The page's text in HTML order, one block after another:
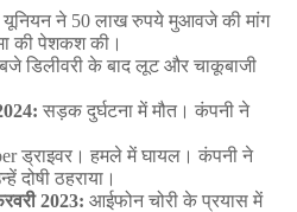
यूनियन ने50 लाख रुपये मुआवजे की मांग
की पेशकश की।
बजे डिलीवरी के बाद लूट और चाकूबाजी
सड़क दुर्घटना में मौत। कंपनी ने
ड्राइवर। हमले में घायल। कंपनी ने
दोषी ठहराया।
2023: आईफोन चोरी के प्रयास में